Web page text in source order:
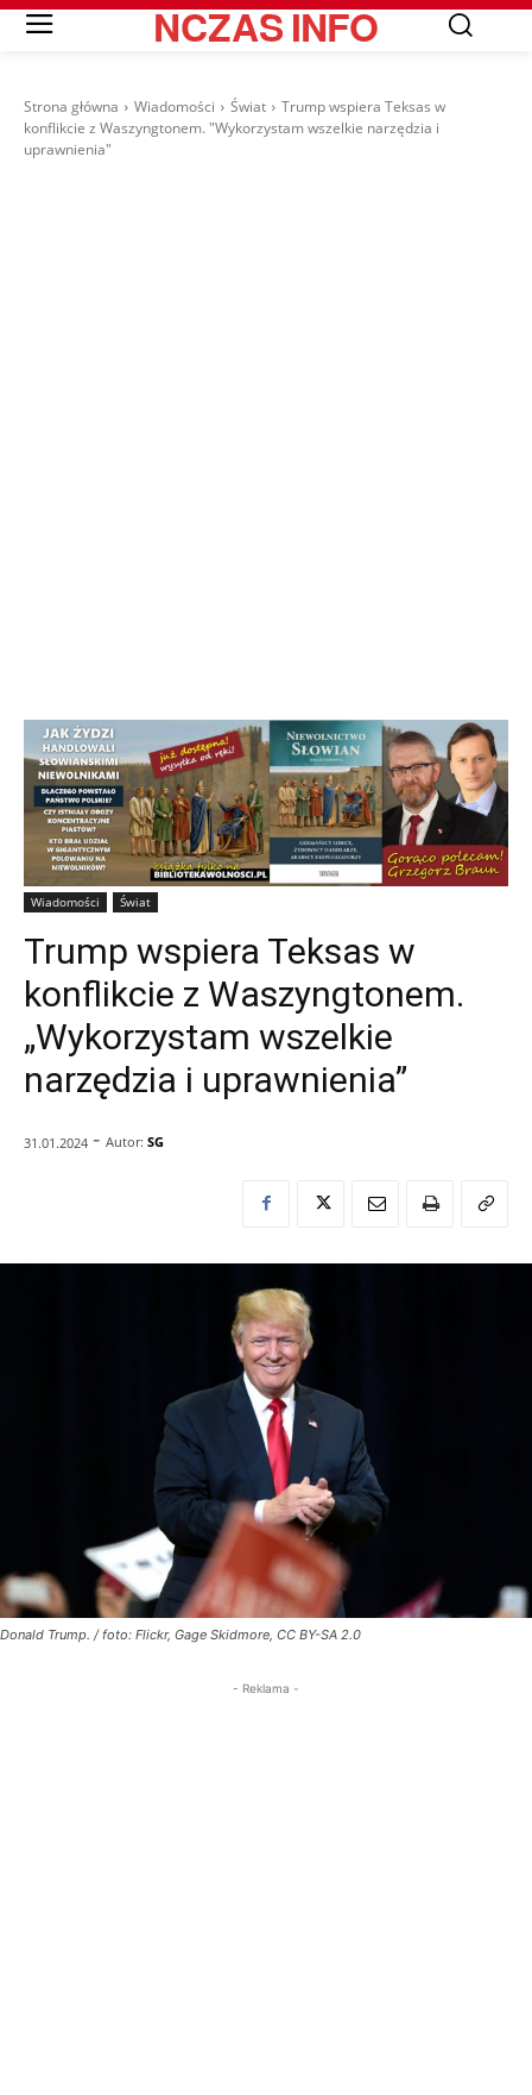
NCZASINFO
Strona główna Wiadomości Świat
Trump wspiera Teksas w
konflikcie z Waszyngtonem. "Wykorzystam wszelkie narzędzia i
uprawnienia"
Wiadomości Świat
Trump wspiera Teksas w
konflikcie z Waszyngtonem.
„Wykorzystam wszelkie
narzędzia i uprawnienia”
31.01.2024 - Autor: SG
Donald Trump. / foto: Flickr, Gage Skidmore, CC BY-SA 2.0
- Reklama -